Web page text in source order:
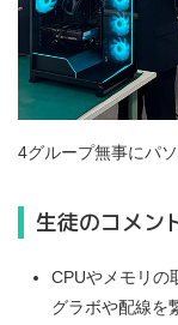
4グループ無事にパ
生徒のコメン
CPUやメモリの
グラボや配線を